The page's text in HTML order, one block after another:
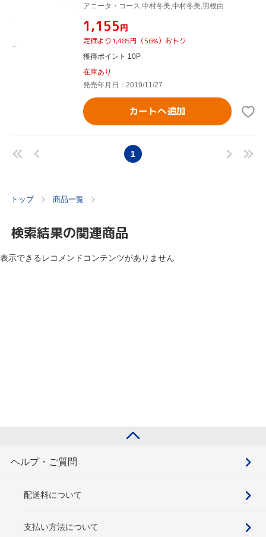
アニータ・コース,中村冬美,中村冬美,羽根由
¥1,155円
定価より1,485円（56%）おトク
獲得ポイント 10P
在庫あり
発売年月日：2019/11/27
カートへ追加
1
トップ 商品一覧
検索結果の関連商品
表示できるレコメンドコンテンツがありません
ヘルプ・ご質問
配送料について
支払い方法について